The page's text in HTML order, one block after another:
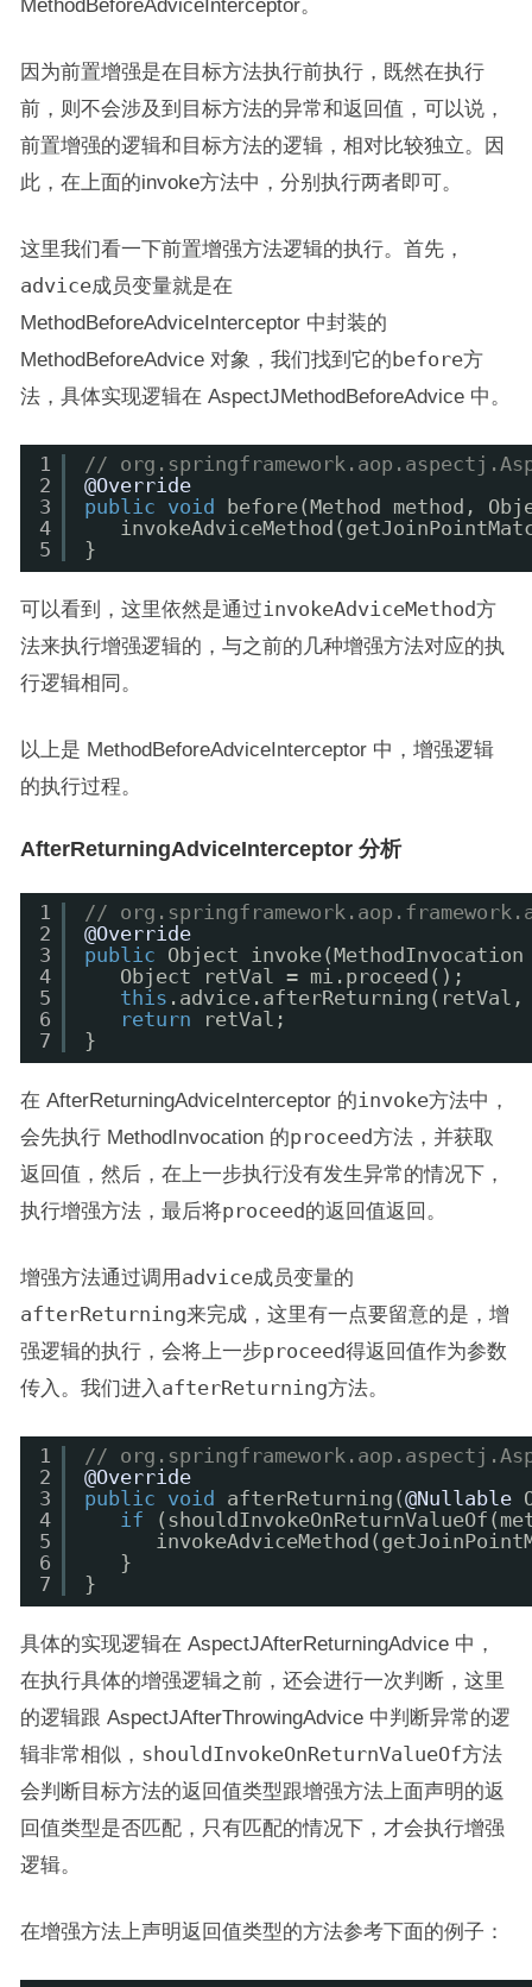
MethodBeforeAdviceInterceptor。
因为前置增强是在目标方法执行前执行，既然在执行
前，则不会涉及到目标方法的异常和返回值，可以说，
前置增强的逻辑和目标方法的逻辑，相对比较独立。因
此，在上面的invoke方法中，分别执行两者即可。
这里我们看一下前置增强方法逻辑的执行。首先，
advice成员变量就是在
MethodBeforeAdviceInterceptor 中封装的
MethodBeforeAdvice 对象，我们找到它的 before方
法，具体实现逻辑在 AspectJMethodBeforeAdvice 中。
1
2
3
4
5
//
@Override
public
void
before(Method method,
}
可以看到，这里依然是通过invokeAdviceMethod方
法来执行增强逻辑的，与之前的几种增强方法对应的执
行逻辑相同。
以上是 MethodBeforeAdviceInterceptor 中，增强逻辑
的执行过程。
AfterReturningAdviceInterceptor 分析
1
2
3
4
5
6
7
//
@Override
public
Object
Object retVal = mi.proceed();
this
return
retVal;
}
在 AfterReturningAdviceInterceptor 的invoke方法中，
会先执行 MethodInvocation 的proceed方法，并获取
返回值，然后，在上一步执行没有发生异常的情况下，
执行增强方法，最后将proceed 的返回值返回。
增强方法通过调用 advice成员变量的
afterReturning来完成，这里有一点要留意的是，增
强逻辑的执行，会将上一步proceed得返回值作为参数
传入。我们进入 afterReturning方法。
1
2
3
4
5
6
7
//
@Override
public
void afterReturning(@Nullable
if
}
}
具体的实现逻辑在 AspectJAfterReturningAdvice 中，
在执行具体的增强逻辑之前，还会进行一次判断，这里
的逻辑跟 AspectJAfterThrowingAdvice 中判断异常的逻
辑非常相似， shouldInvokeOnReturnValueOf方法
会判断目标方法的返回值类型跟增强方法上面声明的返
回值类型是否匹配，只有匹配的情况下，才会执行增强
逻辑。
在增强方法上声明返回值类型的方法参考下面的例子：